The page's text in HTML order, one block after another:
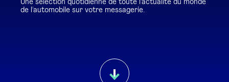
Une sélection quotidienne de toute l'actualité du monde
de l'automobile sur votre messagerie.